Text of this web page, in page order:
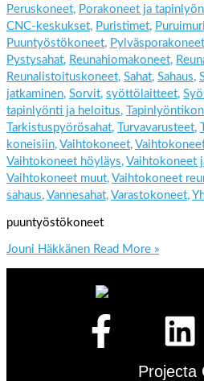
Peruskoneet, Porakoneet ja
CNC-keskukset, Puristimet,
Puuntyöstökoneet, Pylväsporakoneet
Pystysahat, Reunahiomakoneet,
Reunalistoituskoneet, Sahat, Sahaus,
jatkaminen, Sorvit, syöttölaitteet,
tapinlyönti ja heloitus,
Tarkistuspyörösahat, Turvavarusteet,
koneisiin, Vaihtokoneet,
Vaihtokoneet höyläys, Vaihtokoneet
Vaihtokoneet muut, Vaihtokoneet
sahaus, Vannesahat, Varastokoneet,
puuntyöstökoneet
Jouni Häkkänen Read More »
Projecta